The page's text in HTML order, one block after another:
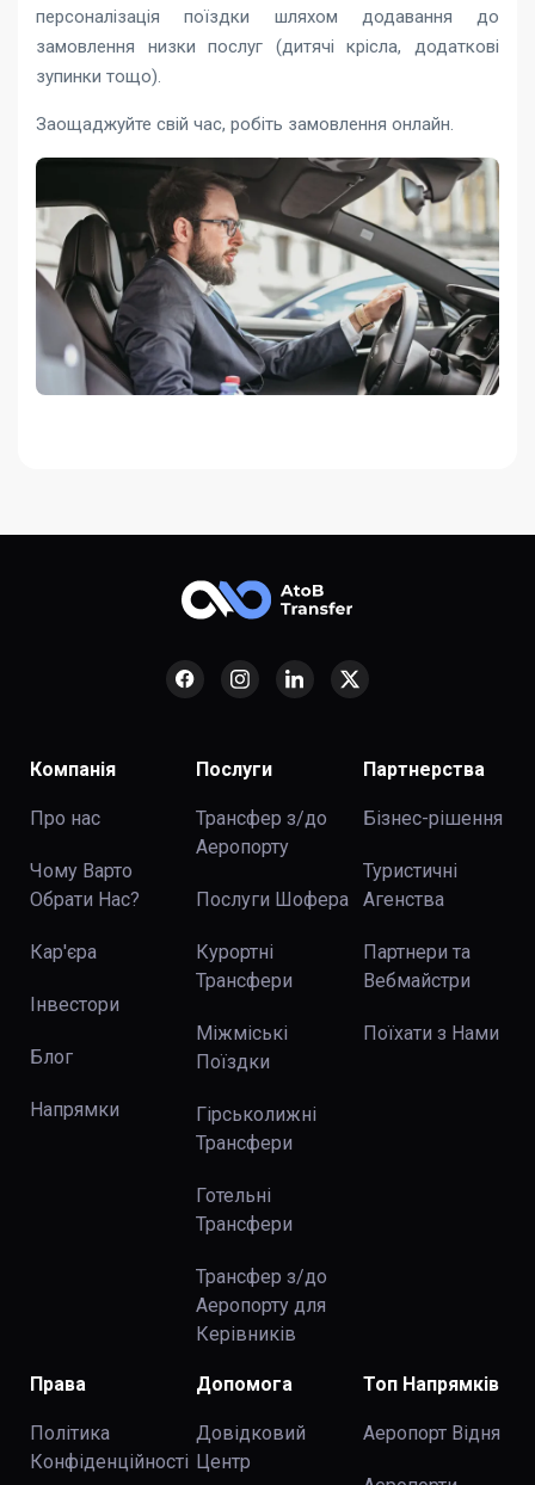
персоналізація поїздки шляхом додавання до
замовлення низки послуг (дитячі крісла, додаткові
зупинки тощо).
Заощаджуйте свій час, робіть замовлення онлайн.
Компанія
Про нас
Чому Варто
Обрати Нас?
Кар'єра
Інвестори
Блог
Напрямки
Послуги
Трансфер з/до
Аеропорту
Послуги Шофера
Курортні
Трансфери
Міжміські
Поїздки
Гірськолижні
Трансфери
Готельні
Трансфери
Трансфер з/до
Аеропорту для
Керівників
Партнерства
Бізнес-рішення
Туристичні
Агенства
Партнери та
Вебмайстри
Поїхати з Нами
Права
Політика
Конфіденційності
Допомога
Довідковий
Центр
Топ Напрямків
Аеропорт Відня